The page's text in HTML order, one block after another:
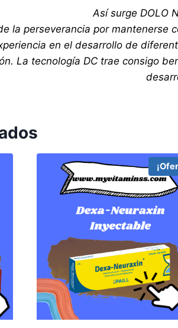
Así surge DOLO
la perseverancia por
en el desarrollo de
La tecnología DC trae consigo